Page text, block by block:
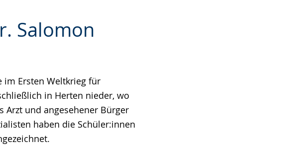
Salomon
im Ersten Weltkrieg für
in Herten nieder, wo
Arzt und angesehener Bürger
haben die Schüler:innen